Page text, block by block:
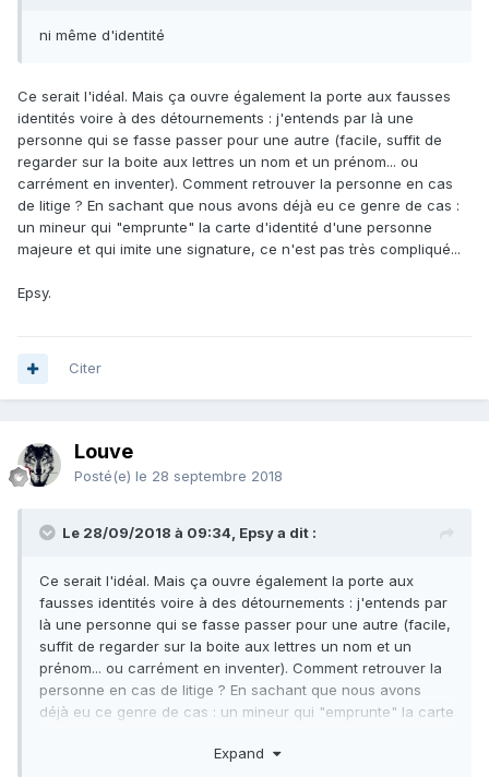
ni même d'identité
Ce serait l'idéal. Mais ça ouvre également la porte aux fausses
identités voire à des détournements : j'entends par là une
personne qui se fasse passer pour une autre (facile, suffit de
regarder sur la boite aux lettres un nom et un prénom... ou
carrément en inventer). Comment retrouver la personne en cas
de litige ? En sachant que nous avons déjà eu ce genre de cas :
un mineur qui "emprunte" la carte d'identité d'une personne
majeure et qui imite une signature, ce n'est pas très compliqué...
Epsy.
Citer
Louve
Posté(e) le 28 septembre 2018
Le 28/09/2018 à 09:34, Epsy a dit :
Ce serait l'idéal. Mais ça ouvre également la porte aux
fausses identités voire à des détournements : j'entends par
là une personne qui se fasse passer pour une autre (facile,
suffit de regarder sur la boite aux lettres un nom et un
prénom... ou carrément en inventer). Comment retrouver la
personne en cas de litige ? En sachant que nous avons
déjà eu ce genre de cas : un mineur qui "emprunte" la carte
signature, ce n'est pas très compliqué...
Expand